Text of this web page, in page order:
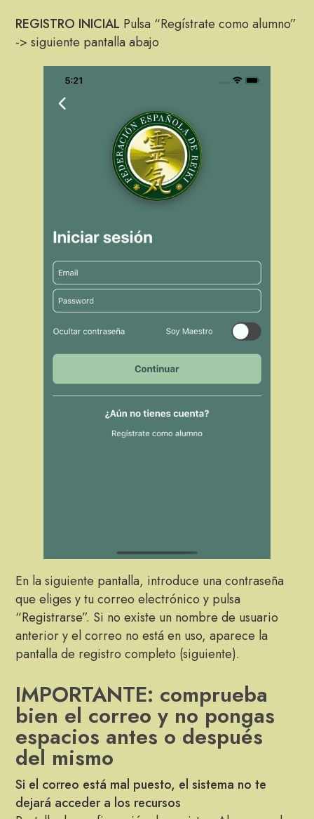
REGISTRO INICIAL Pulsa “Regístrate como alumno”
-> siguiente pantalla abajo
En la siguiente pantalla, introduce una contraseña
que eliges y tu correo electrónico y pulsa
“Registrarse”. Si no existe un nombre de usuario
anterior y el correo no está en uso, aparece la
pantalla de registro completo (siguiente).
IMPORTANTE: comprueba
bien el correo y no pongas
espacios antes o después
del mismo
Si el correo está mal puesto, el sistema no te
dejará acceder a los recursos